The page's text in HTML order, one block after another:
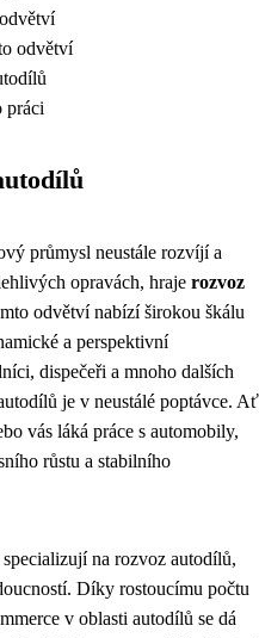
odvětví
práci
průmysl neustále rozvíjí a
opravách, hraje rozvoz
odvětví nabízí širokou škálu
a perspektivní
dispečeři a mnoho dalších
je v neustálé poptávce. Ať
vás láká práce s automobily,
růstu a stabilního
na rozvoz autodílů,
Díky rostoucímu počtu
v oblasti autodílů se dá